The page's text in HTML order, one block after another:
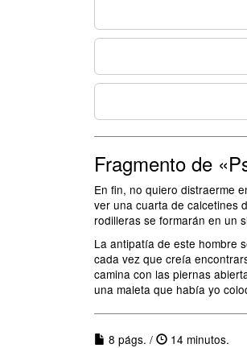
Fragmento de
En fin, no quiero distraerme
ver una cuarta de calcetines
rodilleras se formarán en un
La antipatía de este hombre
cada vez que creía
camina con las piernas
una maleta que había yo
8 págs. /
14 minutos.